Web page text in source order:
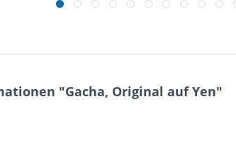
"Gacha, Original auf Yen"